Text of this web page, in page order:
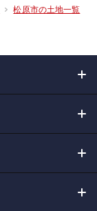
松原市の土地一覧